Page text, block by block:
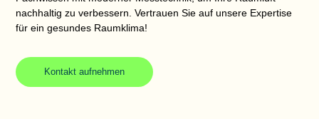
nachhaltig zu verbessern. Vertrauen Sie auf unsere Expertise
für ein gesundes Raumklima!
Kontakt aufnehmen